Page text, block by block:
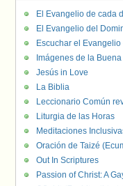
El Evangelio de cada
El Evangelio del
Escuchar el
Imágenes de la
Jesús in Love
La Biblia
Leccionario Común
Liturgia de las Horas
Meditaciones
Oración de Taizé
Out In Scriptures
Passion of Christ: A